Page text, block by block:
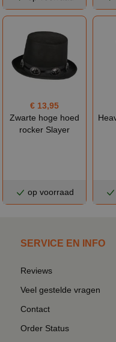
€ 13,95
Zwarte hoge hoed
rocker Slayer
op voorraad
SERVICE EN INFO
Reviews
Veel gestelde vragen
Contact
Order Status